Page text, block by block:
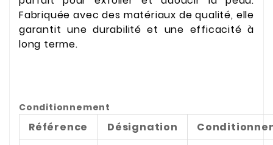
Fabriquée avec des matériaux de qualité, elle
garantit une durabilité et une efficacité à
long terme.
Conditionnement
Référence Désignation